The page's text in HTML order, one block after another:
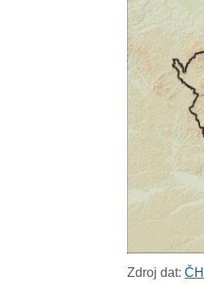
Zdroj dat: